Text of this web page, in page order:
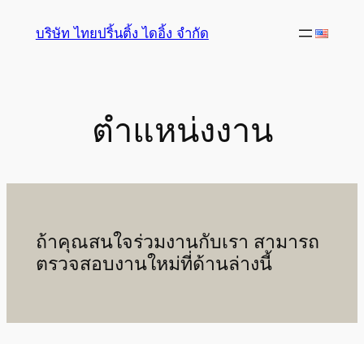
บริษัท ไทยปริ้นติ้ง ไดอิ้ง จำกัด
ตำแหน่งงาน
ถ้าคุณสนใจร่วมงานกับเรา สามารถ
ตรวจสอบงานใหม่ที่ด้านล่างนี้